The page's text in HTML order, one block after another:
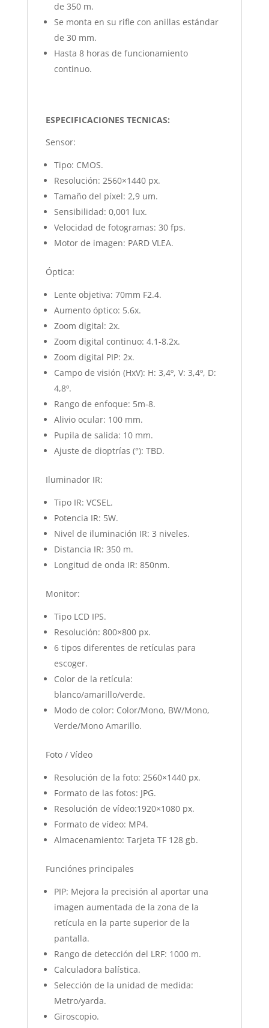
de 350 m.
Se monta en su rifle con anillas estándar
de 30 mm.
Hasta 8 horas de funcionamiento
continuo.
ESPECIFICACIONES TECNICAS:
Sensor:
Tipo: CMOS.
Resolución: 2560×1440 px.
Tamaño del píxel: 2,9 um.
Sensibilidad: 0,001 lux.
Velocidad de fotogramas: 30 fps.
Motor de imagen: PARD VLEA.
Óptica:
Lente objetiva: 70mm F2.4.
Aumento óptico: 5.6x.
Zoom digital: 2x.
Zoom digital continuo: 4.1-8.2x.
Zoom digital PIP: 2x.
Campo de visión (HxV): H: 3,4º, V: 3,4º, D:
4,8º.
Rango de enfoque: 5m-8.
Alivio ocular: 100 mm.
Pupila de salida: 10 mm.
Ajuste de dioptrías (°): TBD.
Iluminador IR:
Tipo IR: VCSEL.
Potencia IR: 5W.
Nivel de iluminación IR: 3 niveles.
Distancia IR: 350 m.
Longitud de onda IR: 850nm.
Monitor:
Tipo LCD IPS.
Resolución: 800×800 px.
6 tipos diferentes de retículas para
escoger.
Color de la retícula:
blanco/amarillo/verde.
Modo de color: Color/Mono, BW/Mono,
Verde/Mono Amarillo.
Foto / Vídeo
Resolución de la foto: 2560×1440 px.
Formato de las fotos: JPG.
Resolución de vídeo:1920×1080 px.
Formato de vídeo: MP4.
Almacenamiento: Tarjeta TF 128 gb.
Funciónes principales
PIP: Mejora la precisión al aportar una
imagen aumentada de la zona de la
retícula en la parte superior de la
pantalla.
Rango de detección del LRF: 1000 m.
Calculadora balística.
Selección de la unidad de medida:
Metro/yarda.
Giroscopio.